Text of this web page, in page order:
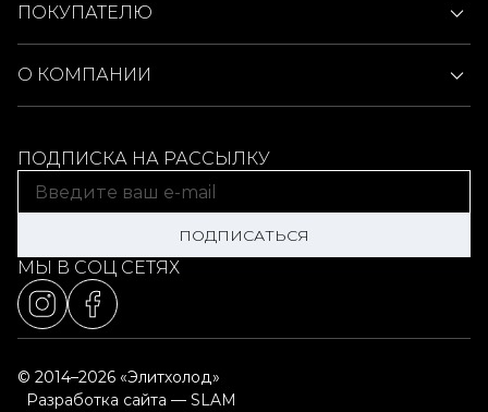
ПОКУПАТЕЛЮ
О КОМПАНИИ
ПОДПИСКА НА РАССЫЛКУ
ПОДПИСАТЬСЯ
МЫ В СОЦ СЕТЯХ
© 2014–2026 «Элитхолод»
Разработка сайта — SLAM